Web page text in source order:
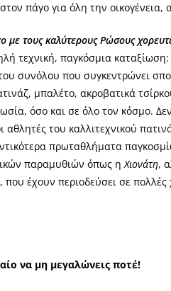
πάγο για όλη την οικογένεια,
με τους καλύτερους Ρώσους
τεχνική, παγκόσμια καταξίωση:
συνόλου που συγκεντρώνει
μπαλέτο, ακροβατικά
όσο και σε όλο τον κόσμο.
του καλλιτεχνικού
πρωταθλήματα
παραμυθιών όπως ηΧιονάτη,
, που έχουν περιοδεύσει σε
να μη μεγαλώνεις ποτέ!